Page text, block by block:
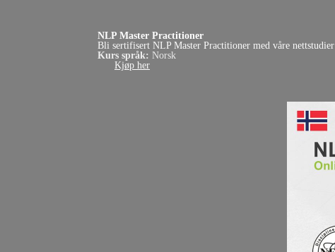
NLP Master Practitioner
Bli sertifisert NLP Master Practitioner med våre nettstudier
Kurs språk: Norsk
Kjøp her